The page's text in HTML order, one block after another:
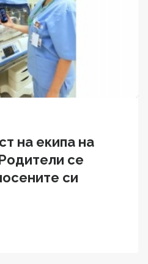
на екипа на
се
си